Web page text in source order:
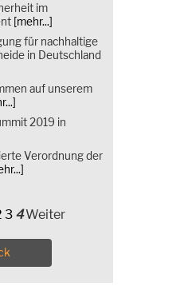
im
[mehr...]
für nachhaltige
in Deutschland
auf unserem
2019 in
Verordnung der
3 4Weiter